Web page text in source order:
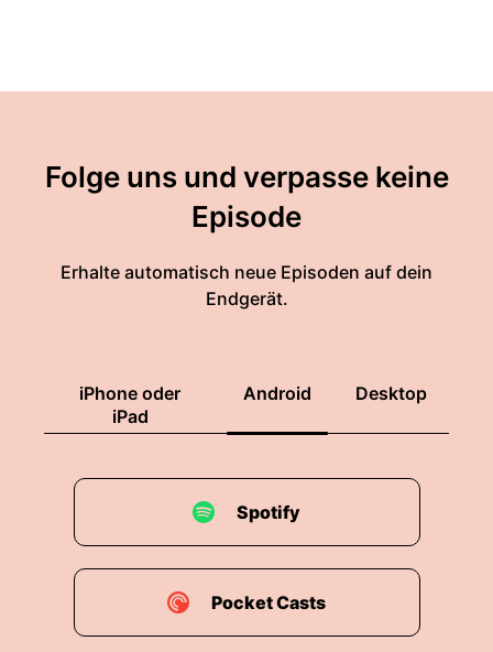
Folge uns und verpasse keine
Episode
Erhalte automatisch neue Episoden auf dein
Endgerät.
iPhone oder
iPad
Android Desktop
Spotify
Pocket Casts